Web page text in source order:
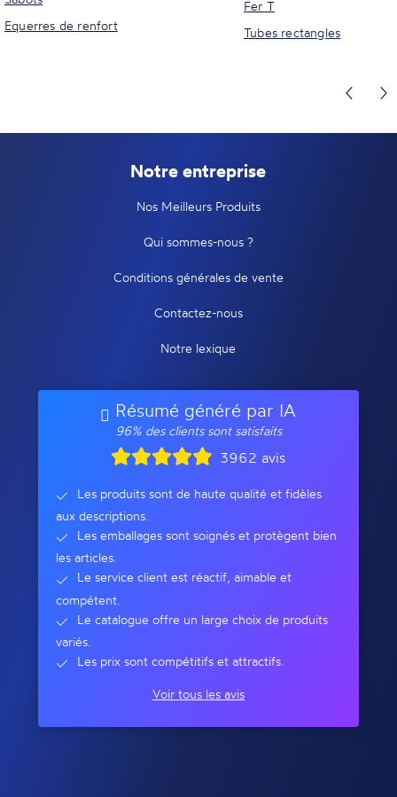
Equerres de renfort
Fer T
Tubes rectangles
Notre entreprise
Nos Meilleurs Produits
Qui sommes-nous ?
Conditions générales de vente
Contactez-nous
Notre lexique
Résumé généré par IA
96% des clients sont satisfaits
3962 avis
Les produits sont de haute qualité et fidèles
aux descriptions.
Les emballages sont soignés et protègent bien
les articles.
Le service client est réactif, aimable et
compétent.
Le catalogue offre un large choix de produits
variés.
Les prix sont compétitifs et attractifs.
Voir tous les avis